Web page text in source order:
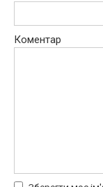
Коментар